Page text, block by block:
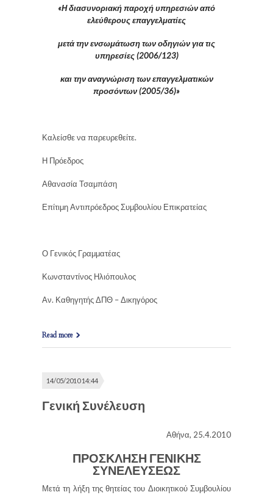
«Η διασυνοριακή παροχή υπηρεσιών από
ελεύθερους επαγγελματίες
μετά την ενσωμάτωση των οδηγιών για τις
υπηρεσίες (2006/123)
και την αναγνώριση των επαγγελματικών
προσόντων (2005/36)»
Καλείσθε να παρευρεθείτε.
Η Πρόεδρος
Αθανασία Τσαμπάση
Επίτιμη Αντιπρόεδρος Συμβουλίου Επικρατείας
Ο Γενικός Γραμματέας
Κωνσταντίνος Ηλιόπουλος
Αν. Καθηγητής ΔΠΘ – Δικηγόρος
Read more
14/05/2010 14:44
Γενική Συνέλευση
Αθήνα, 25.4.2010
ΠΡΟΣΚΛΗΣΗ ΓΕΝΙΚΗΣ
ΣΥΝΕΛΕΥΣΕΩΣ
Μετά τη λήξη της θητείας του Διοικητικού Συμβουλίου